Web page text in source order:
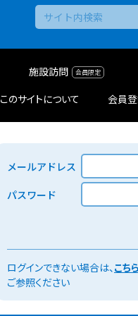
施設訪問
このサイトについて 会員
メールアドレス
パスワード
ログインできない場合は、こち
ご参照ください